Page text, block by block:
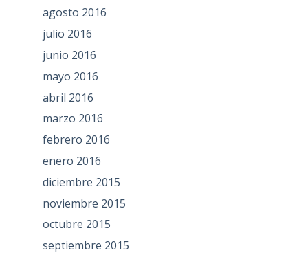
agosto 2016
julio 2016
junio 2016
mayo 2016
abril 2016
marzo 2016
febrero 2016
enero 2016
diciembre 2015
noviembre 2015
octubre 2015
septiembre 2015